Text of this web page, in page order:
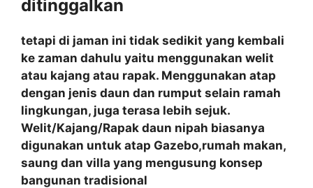
ditinggalkan
tetapi di jaman ini tidak sedikit yang kembali
ke zaman dahulu yaitu menggunakan welit
atau kajang atau rapak. Menggunakan atap
dengan jenis daun dan rumput selain ramah
lingkungan, juga terasa lebih sejuk.
Welit/Kajang/Rapak daun nipah biasanya
digunakan untuk atap Gazebo,rumah makan,
saung dan villa yang mengusung konsep
bangunan tradisional